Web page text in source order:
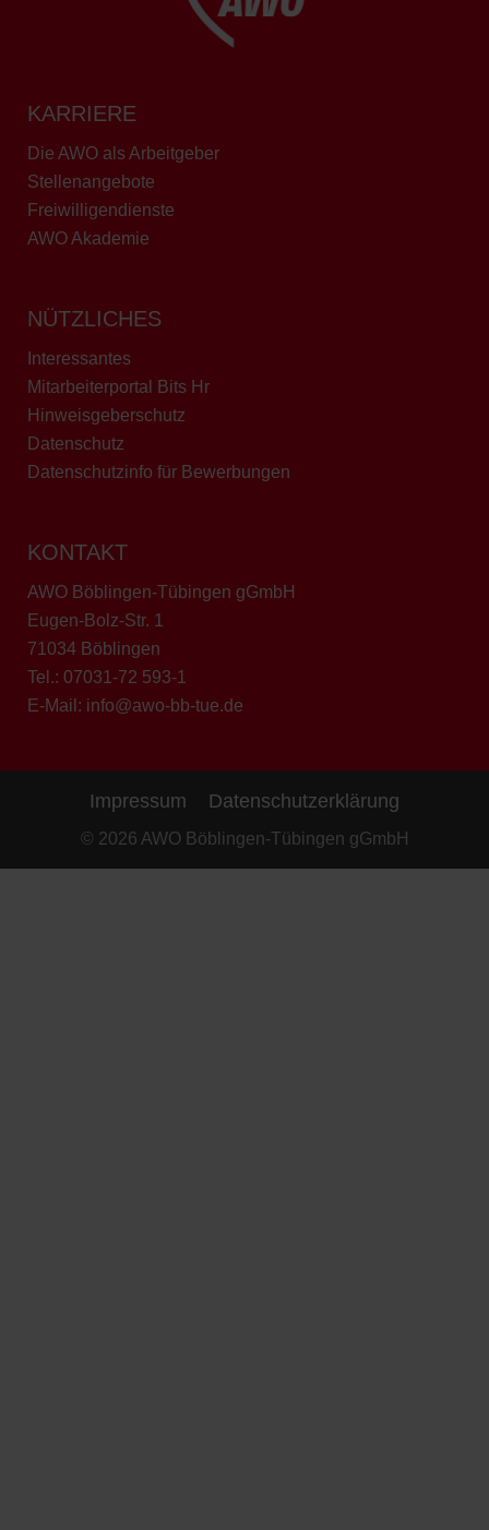
KARRIERE
Die AWO als Arbeitgeber
Stellenangebote
Freiwilligendienste
AWO Akademie
NÜTZLICHES
Interessantes
Mitarbeiterportal Bits Hr
Hinweisgeberschutz
Datenschutz
Datenschutzinfo für Bewerbungen
KONTAKT
AWO Böblingen-Tübingen gGmbH
Eugen-Bolz-Str. 1
71034 Böblingen
Tel.: 07031-72 593-1
E-Mail: info@awo-bb-tue.de
Impressum Datenschutzerklärung
© 2026 AWO Böblingen-Tübingen gGmbH